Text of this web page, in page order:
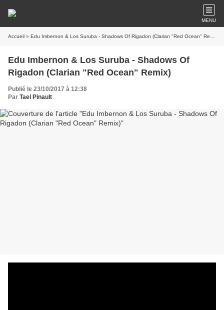
MENU
Accueil » Edu Imbernon & Los Suruba - Shadows Of Rigadon (Clarian "Red Ocean" Remix)
Edu Imbernon & Los Suruba - Shadows Of
Rigadon (Clarian "Red Ocean" Remix)
Publié le 23/10/2017 à 12:38
Par Tael Pinault